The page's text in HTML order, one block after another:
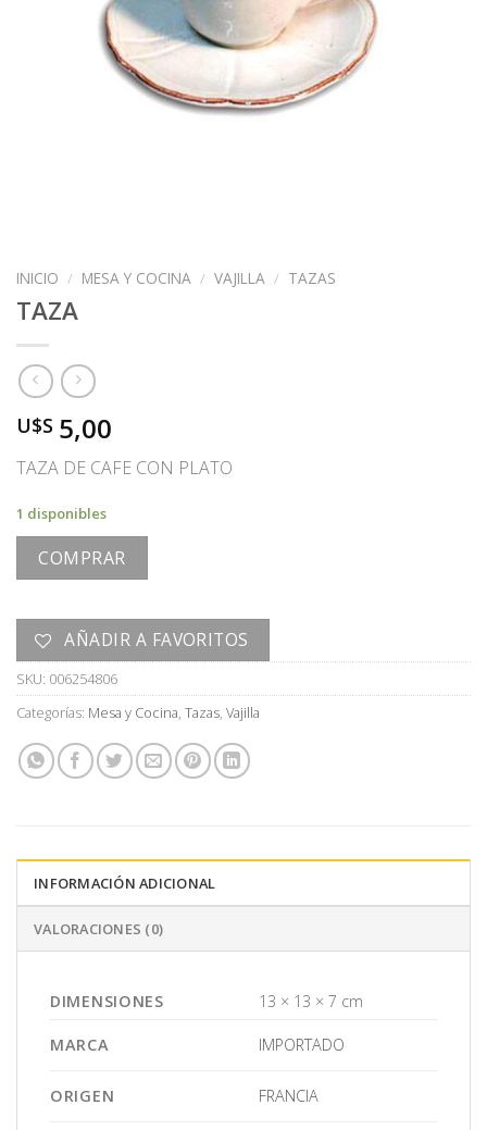
INICIO / MESA Y COCINA / VAJILLA / TAZAS
TAZA
U$S 5,00
TAZA DE CAFE CON PLATO
1 disponibles
COMPRAR
AÑADIR A FAVORITOS
SKU: 006254806
Categorías: Mesa y Cocina, Tazas, Vajilla
INFORMACIÓN ADICIONAL
VALORACIONES (0)
DIMENSIONES 13 × 13 × 7 cm
MARCA IMPORTADO
ORIGEN FRANCIA